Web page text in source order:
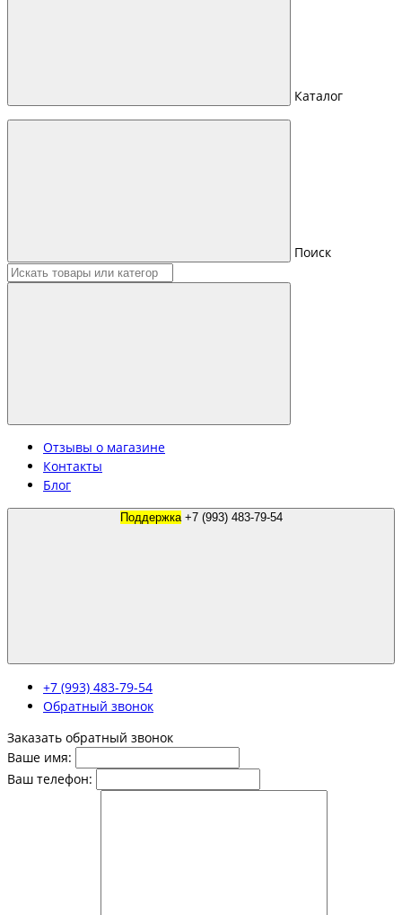
Каталог
Поиск
Отзывы о магазине
Контакты
Блог
Поддержка +7 (993) 483-79-54
+7 (993) 483-79-54
Обратный звонок
Заказать обратный звонок
Ваше имя:
Ваш телефон: